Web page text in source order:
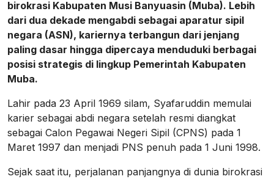
birokrasi Kabupaten Musi Banyuasin (Muba). Lebih
dari dua dekade mengabdi sebagai aparatur sipil
negara (ASN), kariernya terbangun dari jenjang
paling dasar hingga dipercaya menduduki berbagai
posisi strategis di lingkup Pemerintah Kabupaten
Muba.
Lahir pada 23 April 1969 silam, Syafaruddin memulai
karier sebagai abdi negara setelah resmi diangkat
sebagai Calon Pegawai Negeri Sipil (CPNS) pada 1
Maret 1997 dan menjadi PNS penuh pada 1 Juni 1998.
Sejak saat itu, perjalanan panjangnya di dunia birokrasi